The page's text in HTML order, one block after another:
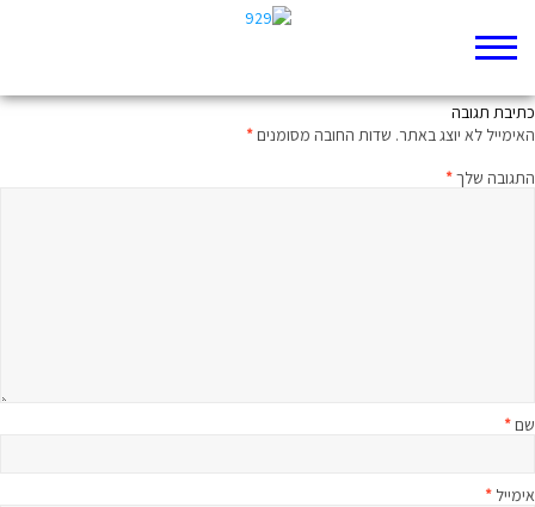
כתיבת תגובה
האימייל לא יוצג באתר. שדות החובה מסומנים*
התגובה שלך*
שם*
אימייל *